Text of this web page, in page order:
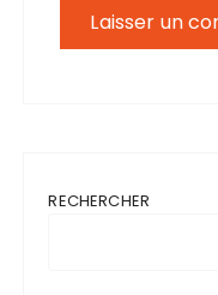
RECHERCHER